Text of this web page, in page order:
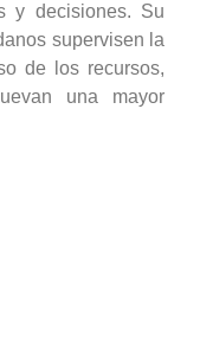
y decisiones. Su
supervisen la
de los recursos,
una mayor